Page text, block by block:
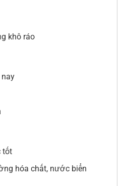
khô ráo
tốt
hóa chất, nước biển